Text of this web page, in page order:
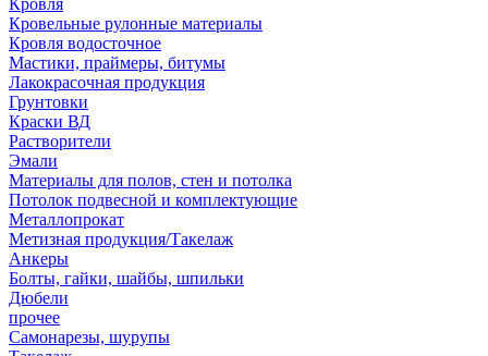
Кровля
Кровельные рулонные материалы
Кровля водосточное
Мастики, праймеры, битумы
Лакокрасочная продукция
Грунтовки
Краски ВД
Растворители
Эмали
Материалы для полов, стен и потолка
Потолок подвесной и комплектующие
Металлопрокат
Метизная продукция/Такелаж
Анкеры
Болты, гайки, шайбы, шпильки
Дюбели
прочее
Самонарезы, шурупы